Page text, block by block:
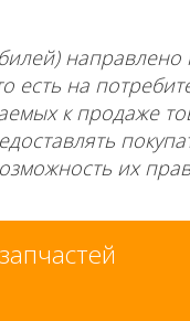
на
к продаже
их